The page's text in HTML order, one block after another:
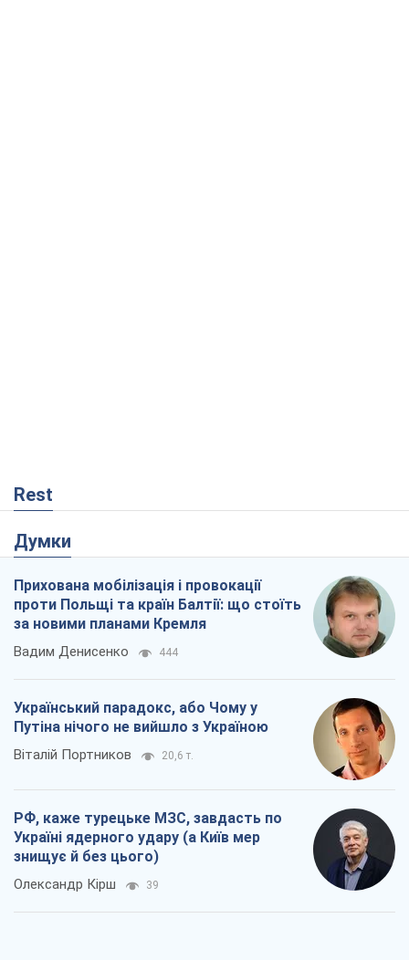
Rest
Думки
Прихована мобілізація і провокації
проти Польщі та країн Балтії: що стоїть
за новими планами Кремля
Вадим Денисенко 444
Український парадокс, або Чому у
Путіна нічого не вийшло з Україною
Віталій Портников 20,6 т.
РФ, каже турецьке МЗС, завдасть по
Україні ядерного удару (а Київ мер
знищує й без цього)
Олександр Кірш 39